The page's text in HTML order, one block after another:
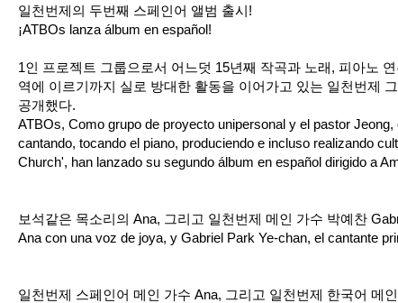
일천번제의 두번째 스페인어 앨범 출시!
¡ATBOs lanza álbum en español!
1인 프로젝트 그룹으로서 어느덧 15년째 작곡과 노래, 피아노
역에 이르기까지 실로 방대한 활동을 이어가고 있는 일천번제
공개했다.
ATBOs, Como grupo de proyecto unipersonal y el pastor
cantando, tocando el piano, produciendo e incluso realizando
Church', han lanzado su segundo álbum en español dirigido a
보석같은 목소리의 Ana, 그리고 일천번제 메인 가수 박예찬
Ana con una voz de joya, y Gabriel Park Ye-chan, el cantante
일천번제 스페인어 메인 가수 Ana, 그리고 일천번제 한국어 메